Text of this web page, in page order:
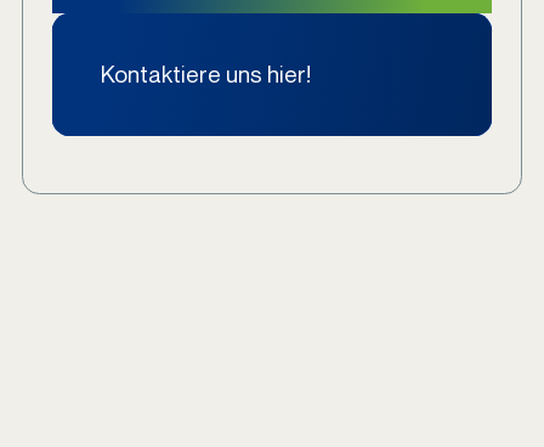
Kontaktiere uns hier!